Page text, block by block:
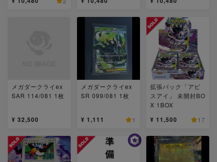
メガダークライex
SAR 114/081 1枚
¥ 32,500
メガダークライex
SR 099/081 1枚
¥ 1,111 1
拡張パック「アビ
スアイ」 未開封BO
X 1BOX
¥ 11,500 17